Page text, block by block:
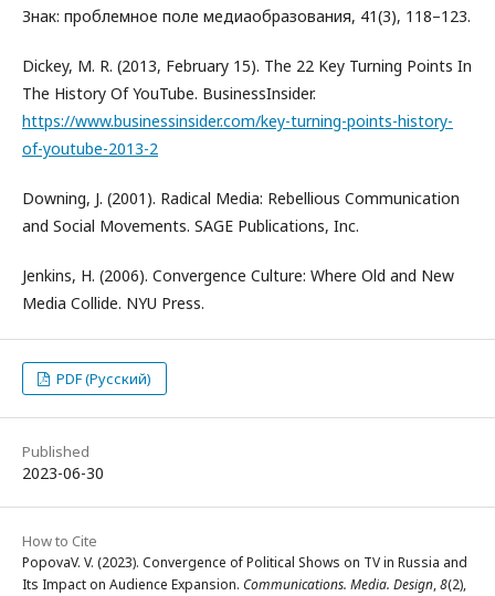
Знак: проблемное поле медиаобразования, 41(3), 118–123.
Dickey, M. R. (2013, February 15). The 22 Key Turning Points In
The History Of YouTube. BusinessInsider.
https://www.businessinsider.com/key-turning-points-history-
of-youtube-2013-2
Downing, J. (2001). Radical Media: Rebellious Communication
and Social Movements. SAGE Publications, Inc.
Jenkins, H. (2006). Convergence Culture: Where Old and New
Media Collide. NYU Press.
PDF (Русский)
Published
2023-06-30
How to Cite
PopovaV. V. (2023). Convergence of Political Shows on TV in Russia and
Its Impact on Audience Expansion. Communications. Media. Design,8(2),